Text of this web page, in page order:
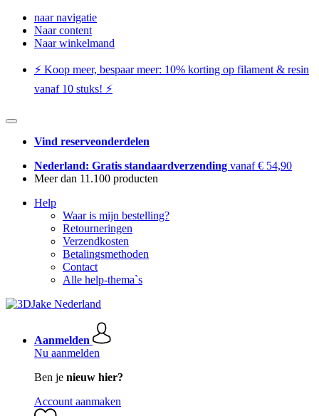
naar navigatie
Naar content
Naar winkelmand
⚡️ Koop meer, bespaar meer: ​​10% korting op filament & resin
vanaf 10 stuks! ⚡️
Vind reserveonderdelen
Nederland: Gratis standaardverzending vanaf € 54,90
Meer dan 11.100 producten
Help
Waar is mijn bestelling?
Retourneringen
Verzendkosten
Betalingsmethoden
Contact
Alle help-thema`s
Aanmelden
Nu aanmelden
Ben je nieuw hier?
Account aanmaken